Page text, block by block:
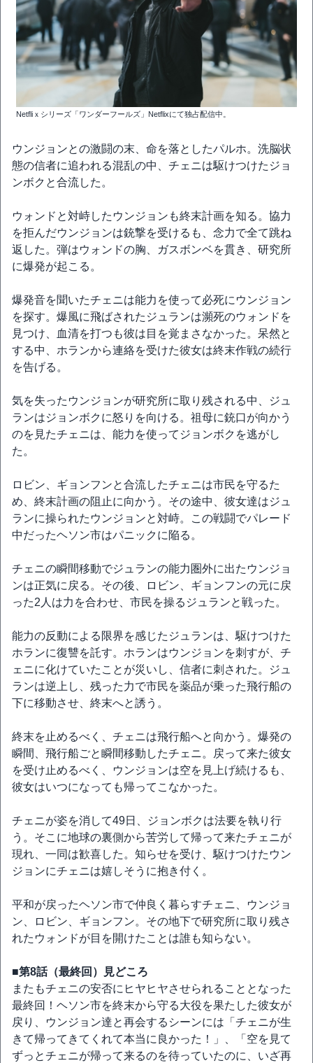
Netfliｘシリーズ「ワンダーフールズ」Netflixにて独占配信中。
ウンジョンとの激闘の末、命を落としたパルホ。洗脳状
態の信者に追われる混乱の中、チェニは駆けつけたジョ
ンボクと合流した。
ウォンドと対峙したウンジョンも終末計画を知る。協力
を拒んだウンジョンは銃撃を受けるも、念力で全て跳ね
返した。弾はウォンドの胸、ガスボンベを貫き、研究所
に爆発が起こる。
爆発音を聞いたチェニは能力を使って必死にウンジョン
を探す。爆風に飛ばされたジュランは瀕死のウォンドを
見つけ、血清を打つも彼は目を覚まさなかった。呆然と
する中、ホランから連絡を受けた彼女は終末作戦の続行
を告げる。
気を失ったウンジョンが研究所に取り残される中、ジュ
ランはジョンボクに怒りを向ける。祖母に銃口が向かう
のを見たチェニは、能力を使ってジョンボクを逃がし
た。
ロビン、ギョンフンと合流したチェニは市民を守るた
め、終末計画の阻止に向かう。その途中、彼女達はジュ
ランに操られたウンジョンと対峙。この戦闘でパレード
中だったヘソン市はパニックに陥る。
チェニの瞬間移動でジュランの能力圏外に出たウンジョ
ンは正気に戻る。その後、ロビン、ギョンフンの元に戻
った2人は力を合わせ、市民を操るジュランと戦った。
能力の反動による限界を感じたジュランは、駆けつけた
ホランに復讐を託す。ホランはウンジョンを刺すが、チ
ェニに化けていたことが災いし、信者に刺された。ジュ
ランは逆上し、残った力で市民を薬品が乗った飛行船の
下に移動させ、終末へと誘う。
終末を止めるべく、チェニは飛行船へと向かう。爆発の
瞬間、飛行船ごと瞬間移動したチェニ。戻って来た彼女
を受け止めるべく、ウンジョンは空を見上げ続けるも、
彼女はいつになっても帰ってこなかった。
チェニが姿を消して49日、ジョンボクは法要を執り行
う。そこに地球の裏側から苦労して帰って来たチェニが
現れ、一同は歓喜した。知らせを受け、駆けつけたウン
ジョンにチェニは嬉しそうに抱き付く。
平和が戻ったヘソン市で仲良く暮らすチェニ、ウンジョ
ン、ロビン、ギョンフン。その地下で研究所に取り残さ
れたウォンドが目を開けたことは誰も知らない。
■第8話（最終回）見どころ
またもチェニの安否にヒヤヒヤさせられることとなった
最終回！ヘソン市を終末から守る大役を果たした彼女が
戻り、ウンジョン達と再会するシーンには「チェニが生
きて帰ってきてくれて本当に良かった！」、「空を見て
ずっとチェニが帰って来るのを待っていたのに、いざ再